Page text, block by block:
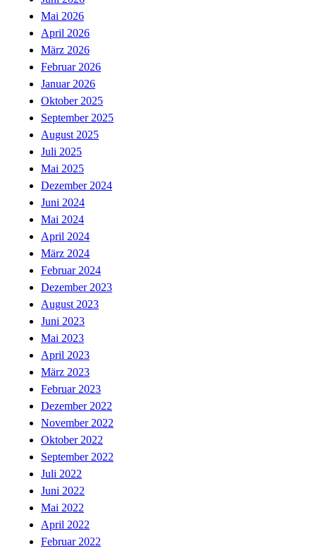
Mai 2026
April 2026
März 2026
Februar 2026
Januar 2026
Oktober 2025
September 2025
August 2025
Juli 2025
Mai 2025
Dezember 2024
Juni 2024
Mai 2024
April 2024
März 2024
Februar 2024
Dezember 2023
August 2023
Juni 2023
Mai 2023
April 2023
März 2023
Februar 2023
Dezember 2022
November 2022
Oktober 2022
September 2022
Juli 2022
Juni 2022
Mai 2022
April 2022
Februar 2022